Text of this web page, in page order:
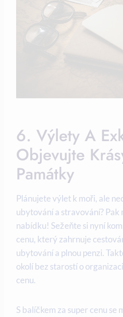
6. ‌Výlety‍ A​
‍Objevujte
Památky
Plánujete výlet k moři, ale
‌ubytování a stravování? ⁢Pak
nabídku! Sežeňte⁢ si nyní
cenu, který zahrnuje
ubytování a plnou penzi.
okolí⁢ bez starostí o
cenu.
S balíčkem za super cenu se